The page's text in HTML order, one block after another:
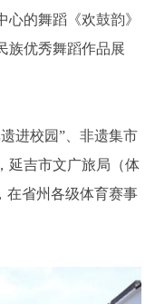
的舞蹈《欢鼓韵》
族优秀舞蹈作品展
进校园”、非遗集市
延吉市文广旅局（体
在省州各级体育赛事